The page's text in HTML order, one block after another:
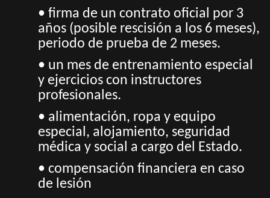
• firma de un contrato oficial por 3
años (posible rescisión a los 6 meses),
periodo de prueba de 2 meses.
• un mes de entrenamiento especial
y ejercicios con instructores
profesionales.
• alimentación, ropa y equipo
especial, alojamiento, seguridad
médica y social a cargo del Estado.
• compensación financiera en caso
de lesión